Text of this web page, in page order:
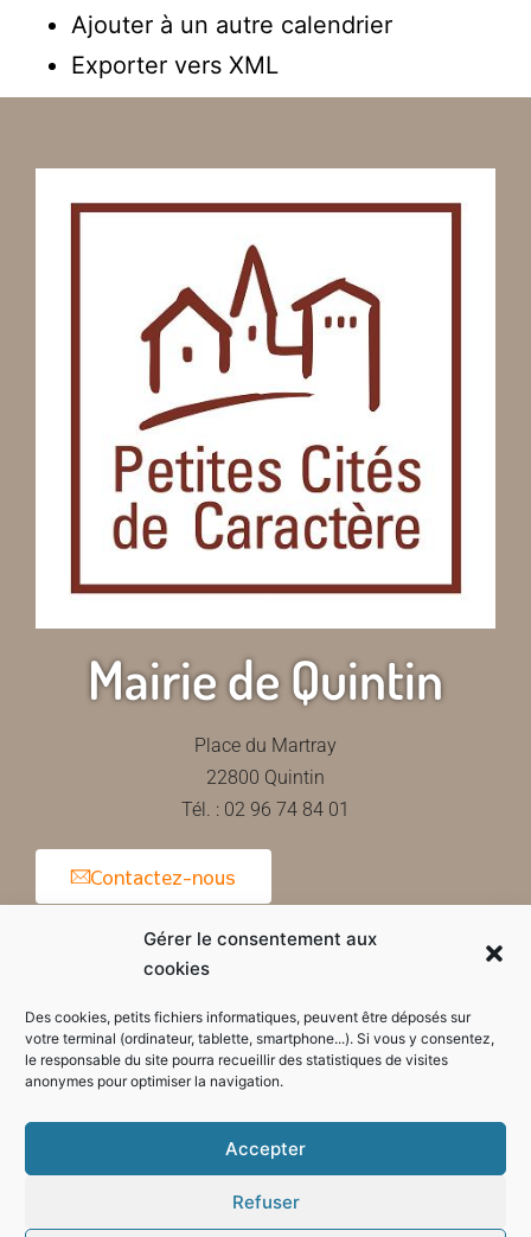
Gérer le consentement aux
cookies
Des cookies, petits fichiers informatiques, peuvent être déposés sur
votre terminal (ordinateur, tablette, smartphone...). Si vous y consentez,
le responsable du site pourra recueillir des statistiques de visites
anonymes pour optimiser la navigation.
Accepter
Refuser
Ajouter à un autre calendrier
Exporter vers XML
Mairie de Quintin
Place du Martray
22800 Quintin
Tél. : 02 96 74 84 01
Contactez-nous
Horaires d'ouverture de la mairie